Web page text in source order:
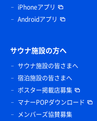
iPhoneアプリ
Androidアプリ
サウナ施設の方へ
サウナ施設の皆さまへ
宿泊施設の皆さまへ
ポスター掲載店募集
マナーPOPダウンロード
メンバーズ協賛募集